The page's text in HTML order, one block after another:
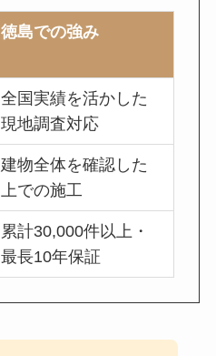
徳島での強み
全国実績を活かした
現地調査対応
建物全体を確認した
上での施工
累計30,000件以上・
最長10年保証